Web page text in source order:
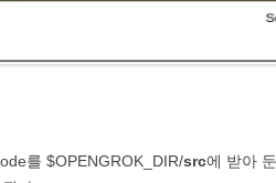
를 $OPENGROK_DIR/src에 받아